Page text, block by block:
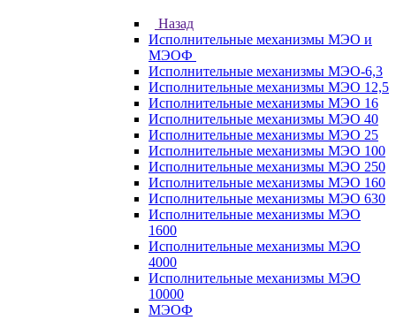
Назад
Исполнительные механизмы МЭО и
МЭОФ
Исполнительные механизмы МЭО-6,3
Исполнительные механизмы МЭО 12,5
Исполнительные механизмы МЭО 16
Исполнительные механизмы МЭО 40
Исполнительные механизмы МЭО 25
Исполнительные механизмы МЭО 100
Исполнительные механизмы МЭО 250
Исполнительные механизмы МЭО 160
Исполнительные механизмы МЭО 630
Исполнительные механизмы МЭО
1600
Исполнительные механизмы МЭО
4000
Исполнительные механизмы МЭО
10000
МЭОФ